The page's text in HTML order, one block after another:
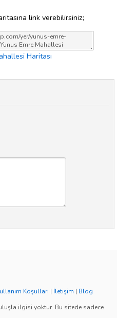
link verebilirsiniz;
Haritası
Koşulları | İletişim | Blog
ilgisi yoktur. Bu sitede sadece